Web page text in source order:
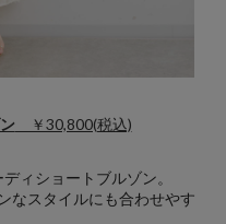
￥30,800(税込)
ィショートブルゾン。
なスタイルにも合わせやす